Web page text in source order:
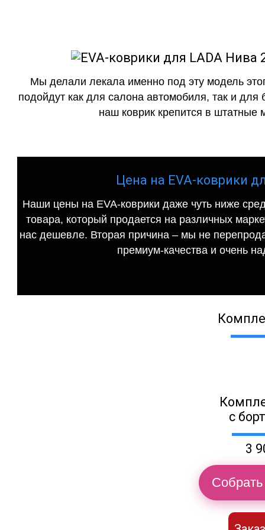
Мы делали лекала именно под эту модель
подойдут как для салона автомобиля, так и для
наш коврик крепится в штатные
Цена на EVA-коврики
Наши цены на EVA-коврики даже чуть ниже
товара, который продается на различных
нас дешевле. Вторая причина – мы не
премиум-качества и очень
с
3